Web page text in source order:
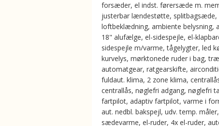
forsæder, el indst. førersæde m.
justerbar lændestøtte, splitbagsæde,
loftbeklædning, ambiente belysning,
18" alufælge, el-sidespejle, el-
sidespejle m/varme, tågelygter, led
kurvelys, mørktonede ruder i bag,
automatgear, ratgearskifte,
fuldaut. klima, 2 zone klima,
centrallås, nøglefri adgang, nøglefri
fartpilot, adaptiv fartpilot, varme i
aut. nedbl. bakspejl, udv. temp. måler,
sædevarme, el-ruder, 4x el-ruder,